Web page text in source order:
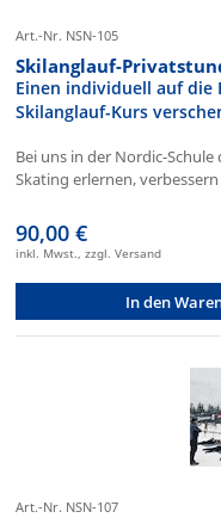
Art.-Nr. NSN-105
Skilanglauf-
Einen individuell auf die
Skilanglauf-Kurs
Bei uns in der Nordic-
Skating erlernen,
90,00 €
inkl. Mwst., zzgl. Versand
In den
Art.-Nr. NSN-107